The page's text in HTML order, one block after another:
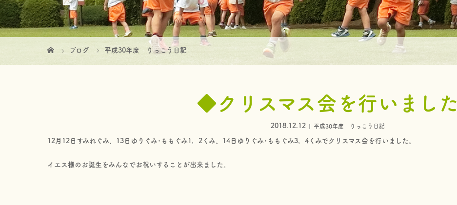
ブログ 平成30年度 りっこう日記
◆クリスマス会を行いました
2018.12.12 平成30年度 りっこう日記
12月12日すみれぐみ、13日ゆりぐみ･ももぐみ1，2くみ、14日ゆりぐみ･ももぐみ3，4くみでクリスマス会を行いました。
イエス様のお誕生をみんなでお祝いすることが出来ました。